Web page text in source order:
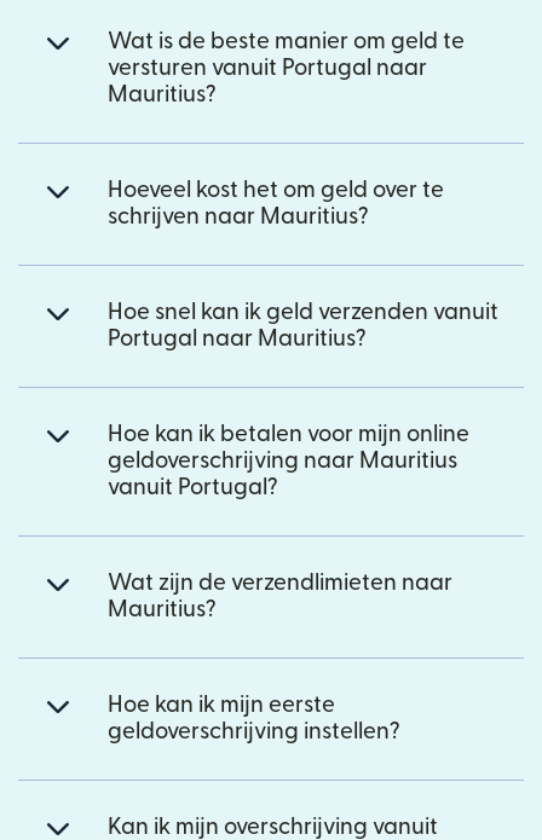
Wat is de beste manier om geld te
versturen vanuit Portugal naar
Mauritius?
Hoeveel kost het om geld over te
schrijven naar Mauritius?
Hoe snel kan ik geld verzenden vanuit
Portugal naar Mauritius?
Hoe kan ik betalen voor mijn online
geldoverschrijving naar Mauritius
vanuit Portugal?
Wat zijn de verzendlimieten naar
Mauritius?
Hoe kan ik mijn eerste
geldoverschrijving instellen?
Kan ik mijn overschrijving vanuit